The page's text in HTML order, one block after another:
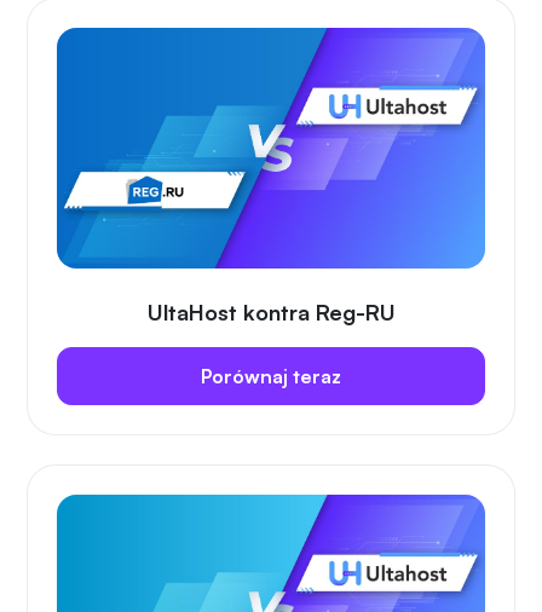
UltaHost kontra Reg-RU
Porównaj teraz